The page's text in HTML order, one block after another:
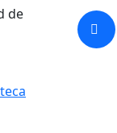
de